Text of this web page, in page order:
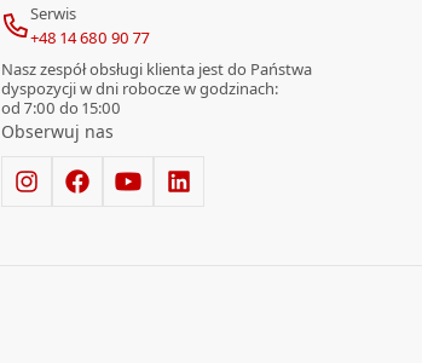
Serwis
+48 14 680 90 77
Nasz zespół obsługi klienta jest do Państwa
dyspozycji w dni robocze w godzinach:
od 7:00 do 15:00
Obserwuj nas